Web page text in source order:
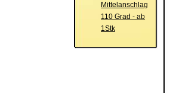
Mittelanschlag
110 Grad - ab
1Stk